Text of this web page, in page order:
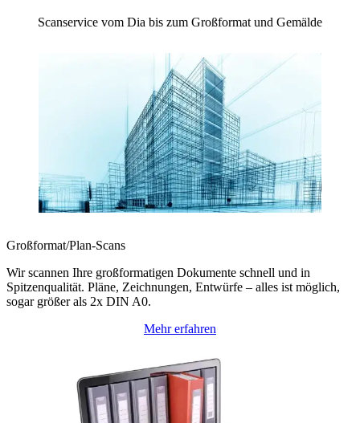
Scanservice vom Dia bis zum Großformat und Gemälde
Großformat/Plan-Scans
Wir scannen Ihre großformatigen Dokumente schnell und in
Spitzenqualität. Pläne, Zeichnungen, Entwürfe – alles ist möglich,
sogar größer als 2x DIN A0.
Mehr erfahren